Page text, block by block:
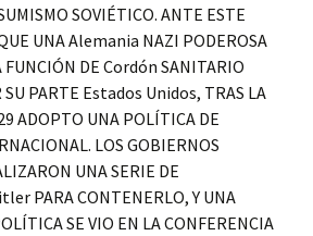
SOVIÉTICO. ANTE ESTE
UNA Alemania NAZI PODEROSA
FUNCIÓN DE Cordón SANITARIO
PARTE Estados Unidos, TRAS LA
ADOPTO UNA POLÍTICA DE
LOS GOBIERNOS
UNA SERIE DE
PARA CONTENERLO, Y UNA
SE VIO EN LA CONFERENCIA